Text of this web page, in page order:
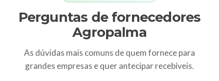
Perguntas de fornecedores
Agropalma
As dúvidas mais comuns de quem fornece para
grandes empresas e quer antecipar recebíveis.